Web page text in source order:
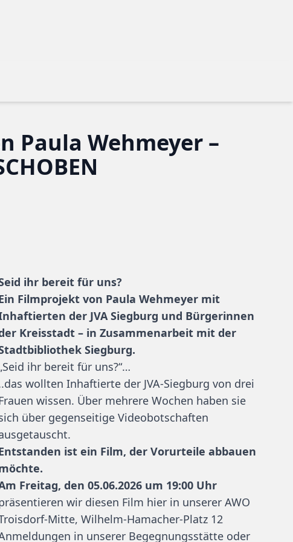
Paula Wehmeyer –
ihr bereit für uns?
Filmprojekt von Paula Wehmeyer mit
der JVA Siegburg und Bürgerinnen
Kreisstadt – in Zusammenarbeit mit der
Siegburg.
ihr bereit für uns?“…
wollten Inhaftierte der JVA-Siegburg von drei
wissen. Über mehrere Wochen haben sie
über gegenseitige Videobotschaften
ist ein Film, der Vorurteile abbauen
Freitag, den 05.06.2026 um 19:00 Uhr
wir diesen Film hier in unserer AWO
Mitte, Wilhelm-Hamacher-Platz 12
in unserer Begegnungsstätte oder